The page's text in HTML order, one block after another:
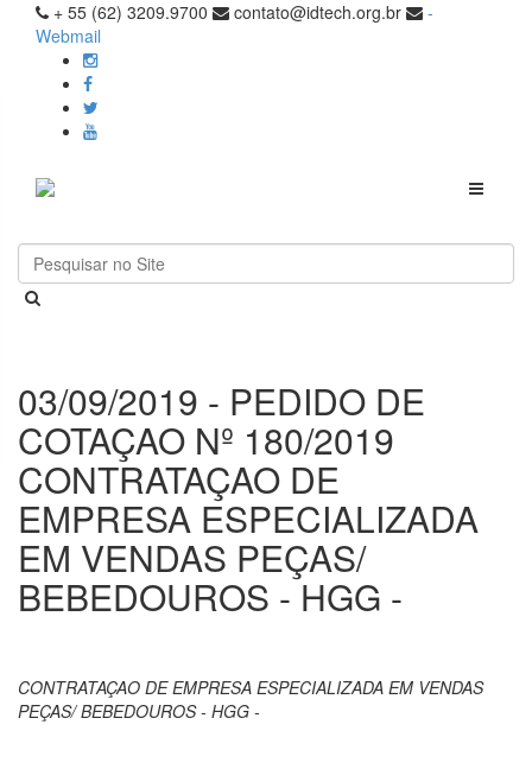
+ 55 (62) 3209.9700 contato@idtech.org.br
-
Webmail
Toggle
03/09/2019 - PEDIDO DE
COTAÇAO Nº 180/2019
CONTRATAÇAO DE
EMPRESA ESPECIALIZADA
EM VENDAS PEÇAS/
BEBEDOUROS - HGG -
CONTRATAÇAO DE EMPRESA ESPECIALIZADA EM VENDAS
PEÇAS/ BEBEDOUROS - HGG -